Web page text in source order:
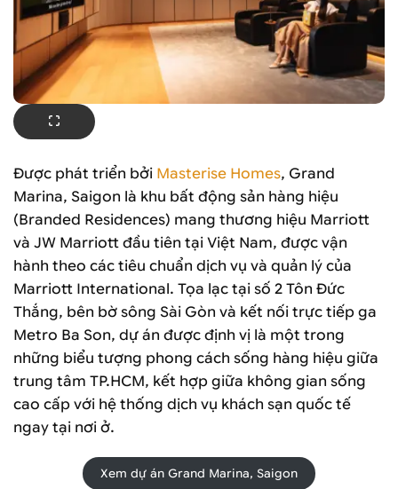
Được phát triển bởi Masterise Homes, Grand
Marina, Saigon là khu bất động sản hàng hiệu
(Branded Residences) mang thương hiệu Marriott
và JW Marriott đầu tiên tại Việt Nam, được vận
hành theo các tiêu chuẩn dịch vụ và quản lý của
Marriott International. Tọa lạc tại số 2 Tôn Đức
Thắng, bên bờ sông Sài Gòn và kết nối trực tiếp ga
Metro Ba Son, dự án được định vị là một trong
những biểu tượng phong cách sống hàng hiệu giữa
trung tâm TP.HCM, kết hợp giữa không gian sống
cao cấp với hệ thống dịch vụ khách sạn quốc tế
ngay tại nơi ở.
Xem dự án Grand Marina, Saigon